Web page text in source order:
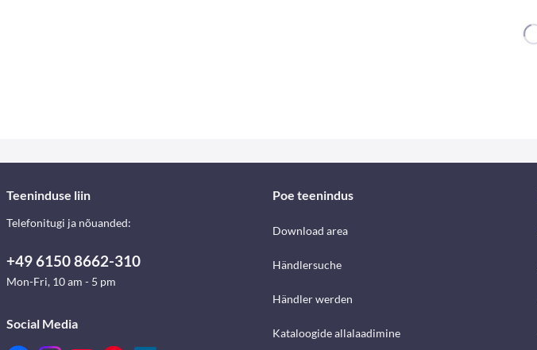
Teeninduse liin
Telefonitugi ja nõuanded:
+49 6150 8662-310
Mon-Fri, 10 am - 5 pm
Social Media
Poe teenindus
Download area
Händlersuche
Händler werden
Kataloogide allalaadimine